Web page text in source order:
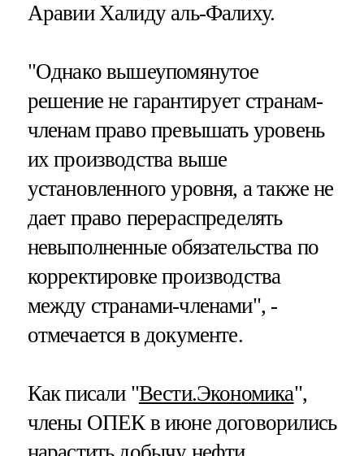
Аравии Халиду аль-Фалиху.
"Однако вышеупомянутое
решение не гарантирует странам-
членам право превышать уровень
их производства выше
установленного уровня, а также не
дает право перераспределять
невыполненные обязательства по
корректировке производства
между странами-членами", -
отмечается в документе.
Как писали "Вести.Экономика",
члены ОПЕК в июне договорились